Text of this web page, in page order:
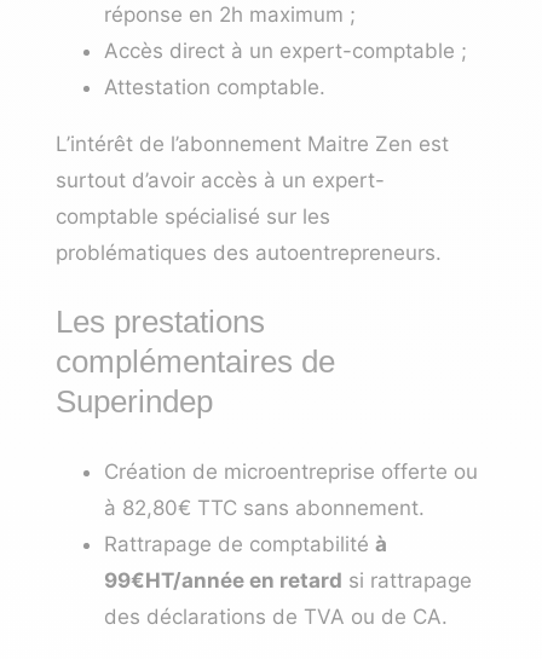
réponse en 2h maximum ;
Accès direct à un expert-comptable ;
Attestation comptable.
L’intérêt de l’abonnement Maitre Zen est
surtout d’avoir accès à un expert-
comptable spécialisé sur les
problématiques des autoentrepreneurs.
Les prestations
complémentaires de
Superindep
Création de microentreprise offerte ou
à 82,80€ TTC sans abonnement.
Rattrapage de comptabilité à
99€HT/année en retard si rattrapage
des déclarations de TVA ou de CA.